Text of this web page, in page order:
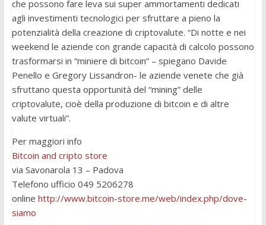
che possono fare leva sui super ammortamenti dedicati
agli investimenti tecnologici per sfruttare a pieno la
potenzialità della creazione di criptovalute. “Di notte e nei
weekend le aziende con grande capacità di calcolo possono
trasformarsi in “miniere di bitcoin” – spiegano Davide
Penello e Gregory Lissandron- le aziende venete che già
sfruttano questa opportunità del “mining” delle
criptovalute, cioè della produzione di bitcoin e di altre
valute virtuali”.
Per maggiori info
Bitcoin and cripto store
via Savonarola 13 – Padova
Telefono ufficio 049 5206278
online http://www.bitcoin-store.me/web/index.php/dove-
siamo